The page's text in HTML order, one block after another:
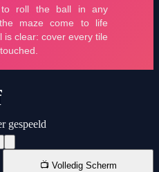
gespeeld
📺 Volledig Scherm